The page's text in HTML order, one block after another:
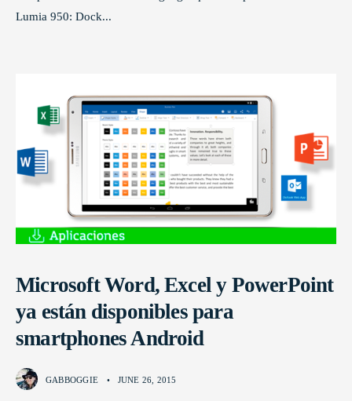
Lumia 950: Dock...
Microsoft Word, Excel y PowerPoint
ya están disponibles para
smartphones Android
GABBOGGIE • JUNE 26, 2015